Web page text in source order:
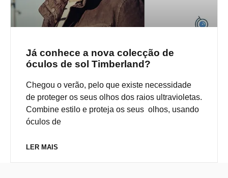
Já conhece a nova colecção de
óculos de sol Timberland?
Chegou o verão, pelo que existe necessidade
de proteger os seus olhos dos raios ultravioletas.
Combine estilo e proteja os seus olhos, usando
óculos de
LER MAIS